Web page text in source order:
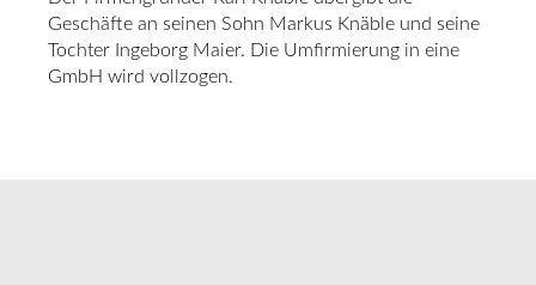
Geschäfte an seinen Sohn Markus Knäble und seine
Tochter Ingeborg Maier. Die Umfirmierung in eine
GmbH wird vollzogen.